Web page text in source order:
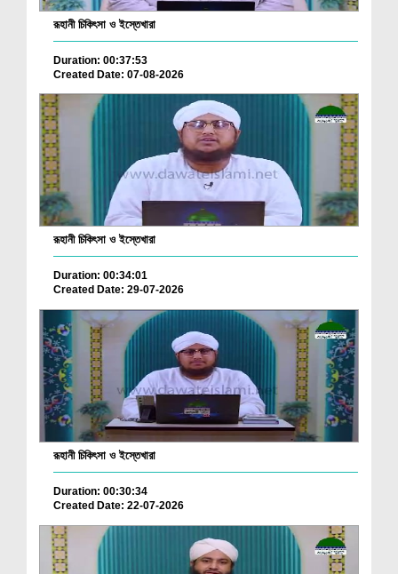
রূহানী চিকিৎসা ও ইস্তেখারা
Duration: 00:37:53
Created Date: 07-08-2026
রূহানী চিকিৎসা ও ইস্তেখারা
Duration: 00:34:01
Created Date: 29-07-2026
রূহানী চিকিৎসা ও ইস্তেখারা
Duration: 00:30:34
Created Date: 22-07-2026